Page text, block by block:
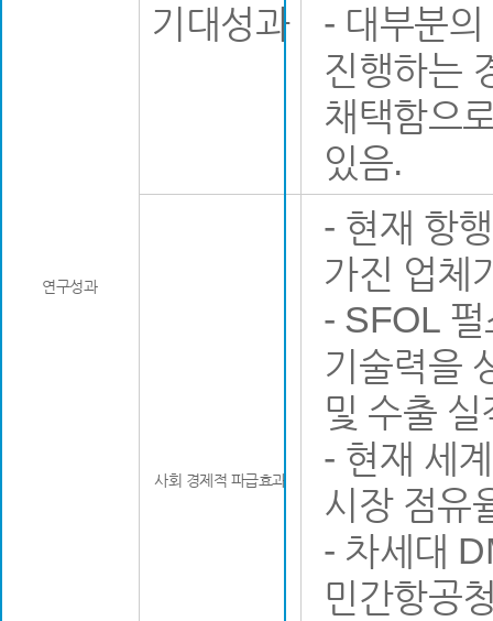
연구성과
기대성과
- 대부분
진행하는
채택함으
있음.
사회 경제적 파급효과
- 현재 항
가진 업체
- SFOL 펄
기술력을
및 수출
- 현재 세
시장 점유
- 차세대
민간항공